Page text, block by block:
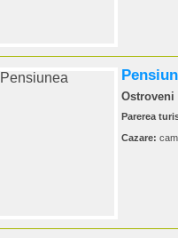
Ostroveni
Parerea
Cazare: